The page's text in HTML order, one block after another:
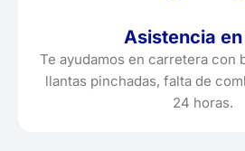
Asistencia
Te ayudamos en carretera con
llantas pinchadas, falta de
24 horas.